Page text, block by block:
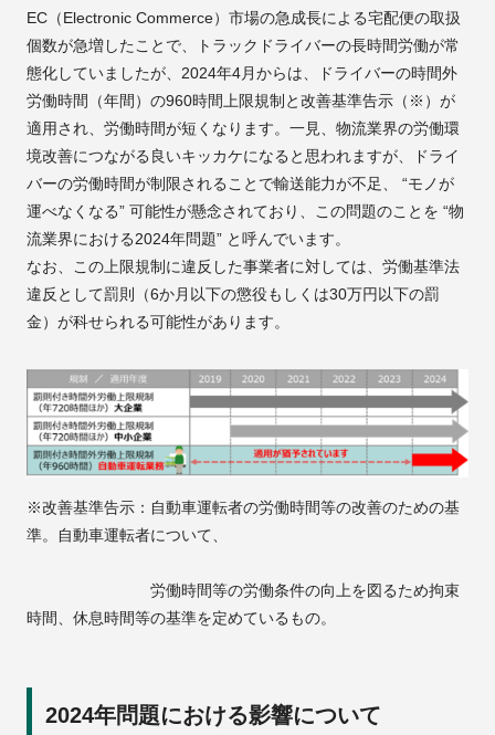
EC（Electronic Commerce）市場の急成長による宅配便の取扱
個数が急増したことで、トラックドライバーの長時間労働が常
態化していましたが、2024年4月からは、ドライバーの時間外
労働時間（年間）の960時間上限規制と改善基準告示（※）が
適用され、労働時間が短くなります。一見、物流業界の労働環
境改善につながる良いキッカケになると思われますが、ドライ
バーの労働時間が制限されることで輸送能力が不足、 “モノが
運べなくなる” 可能性が懸念されており、この問題のことを “物
流業界における2024年問題” と呼んでいます。
なお、この上限規制に違反した事業者に対しては、労働基準法
違反として罰則（6か月以下の懲役もしくは30万円以下の罰
金）が科せられる可能性があります。
※改善基準告示：自動車運転者の労働時間等の改善のための基
準。自動車運転者について、
労働時間等の労働条件の向上を図るため拘束
時間、休息時間等の基準を定めているもの。
2024年問題における影響について